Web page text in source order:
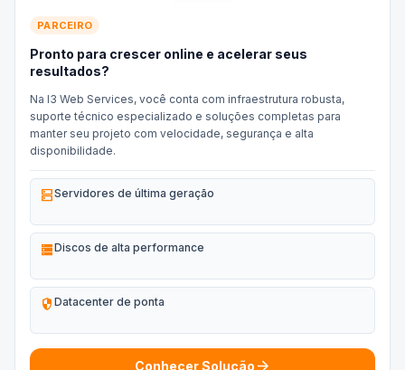
PARCEIRO
Pronto para crescer online e acelerar seus
resultados?
Na I3 Web Services, você conta com infraestrutura robusta,
suporte técnico especializado e soluções completas para
manter seu projeto com velocidade, segurança e alta
disponibilidade.
dnsServidores de última geração
storageDiscos de alta performance
security Datacenter de ponta
Conhecer Solução